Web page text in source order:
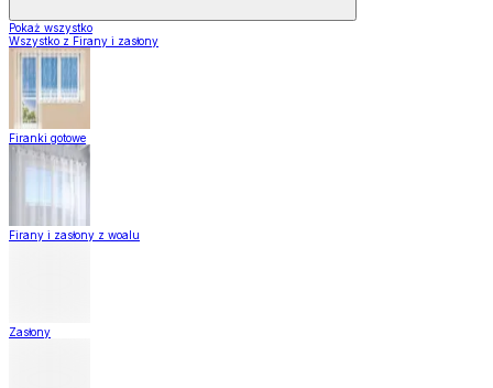
Pokaż wszystko
Wszystko z Firany i zasłony
Firanki gotowe
Firany i zasłony z woalu
Zasłony